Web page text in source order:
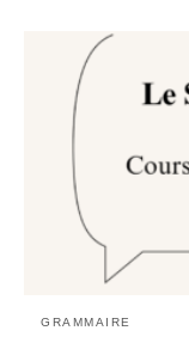
GRAMMAIRE